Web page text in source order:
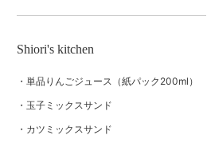
Shiori's kitchen
単品りんごジュース（紙パック200ml）
玉子ミックスサンド
カツミックスサンド